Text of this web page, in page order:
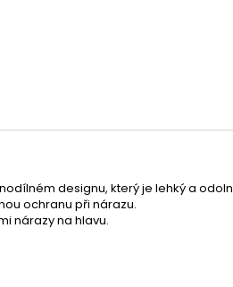
designu, který je lehký a
ochranu při nárazu.
nárazy na hlavu.